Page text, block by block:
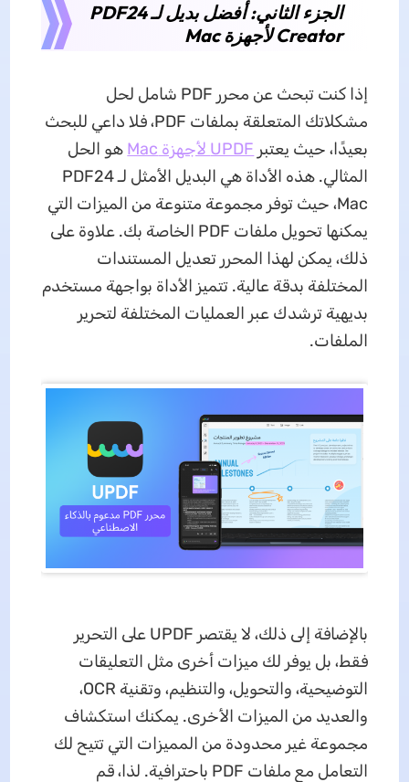
الجزء الثاني: أفضل بديل لـ PDF24
Creator لأجهزة Mac
إذا كنت تبحث عن محرر PDF شامل لحل
مشكلاتك المتعلقة بملفات PDF، فلا داعي للبحث
بعيدًا، حيث يعتبر UPDF لأجهزة Mac
هو الحل
المثالي. هذه الأداة هي البديل الأمثل لـ PDF24
Mac، حيث توفر مجموعة متنوعة من الميزات التي
يمكنها تحويل ملفات PDF الخاصة بك. علاوة على
ذلك، يمكن لهذا المحرر تعديل المستندات
المختلفة بدقة عالية. تتميز الأداة بواجهة مستخدم
بديهية ترشدك عبر العمليات المختلفة لتحرير
الملفات.
بالإضافة إلى ذلك، لا يقتصر UPDF على التحرير
فقط، بل يوفر لك ميزات أخرى مثل التعليقات
التوضيحية، والتحويل، والتنظيم، وتقنية OCR،
والعديد من الميزات الأخرى. يمكنك استكشاف
مجموعة غير محدودة من المميزات التي تتيح لك
التعامل مع ملفات PDF باحترافية. لذا، قم